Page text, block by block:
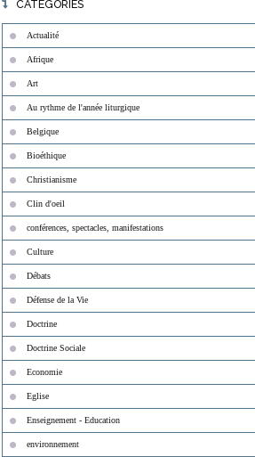
CATÉGORIES
Actualité
Afrique
Art
Au rythme de l'année liturgique
Belgique
Bioéthique
Christianisme
Clin d'oeil
conférences, spectacles, manifestations
Culture
Débats
Défense de la Vie
Doctrine
Doctrine Sociale
Economie
Eglise
Enseignement - Education
environnement